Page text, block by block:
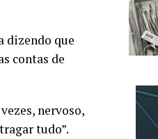
dizendo que
contas de
nervoso,
tudo”.